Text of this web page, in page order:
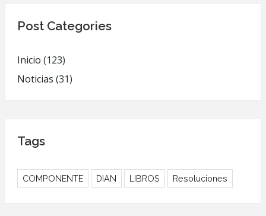
Post Categories
Inicio (123)
Noticias (31)
Tags
COMPONENTE DIAN LIBROS Resoluciones